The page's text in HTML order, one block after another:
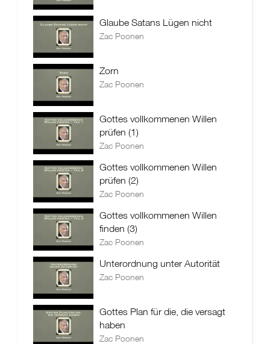
Glaube Satans Lügen nicht
Zac Poonen
Zorn
Zac Poonen
Gottes vollkommenen Willen
prüfen (1)
Zac Poonen
Gottes vollkommenen Willen
prüfen (2)
Zac Poonen
Gottes vollkommenen Willen
finden (3)
Zac Poonen
Unterordnung unter Autorität
Zac Poonen
Gottes Plan für die, die versagt
haben
Zac Poonen